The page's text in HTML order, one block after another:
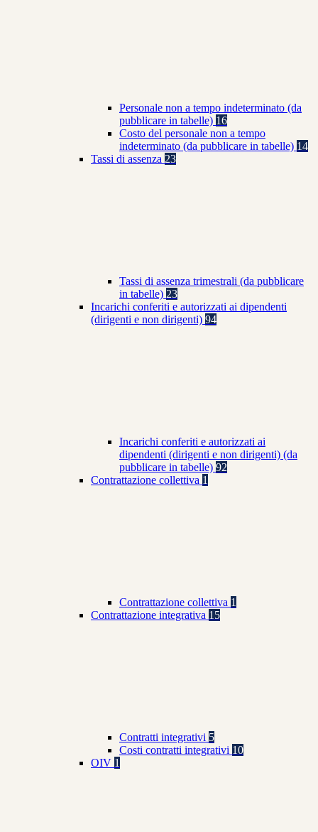
Personale non a tempo indeterminato (da
pubblicare in tabelle) 16
Costo del personale non a tempo
indeterminato (da pubblicare in tabelle) 14
Tassi di assenza 23
Tassi di assenza trimestrali (da pubblicare
in tabelle) 23
Incarichi conferiti e autorizzati ai dipendenti
(dirigenti e non dirigenti) 94
Incarichi conferiti e autorizzati ai
dipendenti (dirigenti e non dirigenti) (da
pubblicare in tabelle) 92
Contrattazione collettiva 1
Contrattazione collettiva 1
Contrattazione integrativa 15
Contratti integrativi 5
Costi contratti integrativi 10
OIV 1